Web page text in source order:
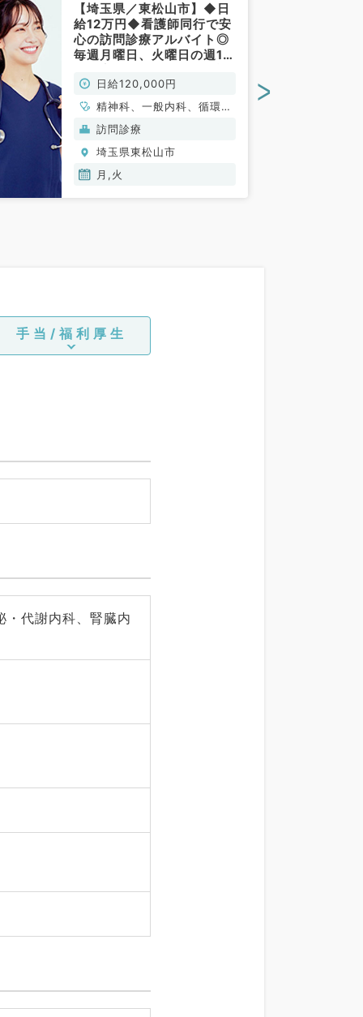
【埼玉県／東松山市】◆日
給12万円◆看護師同行で安
心の訪問診療アルバイト◎
毎週月曜日、火曜日の週1～
可能です！（内科／非常
勤）
日給120,000円
精神科、一般内科、循環器
内科、呼吸器内科、消化器
内科、内分泌・代謝内科、
腎臓内科、老年内科、血液
内科
訪問診療
埼玉県東松山市
月,火
>
手当/福利厚生
・代謝内科、腎臓内